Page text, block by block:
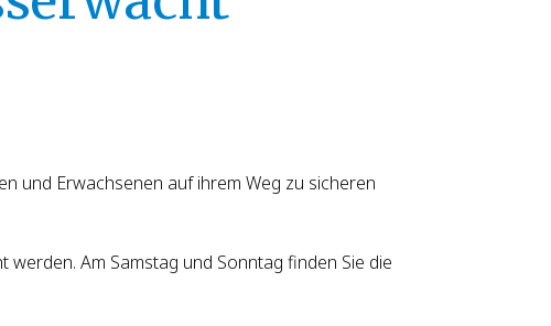
und Erwachsenen auf ihrem Weg zu sicheren
Am Samstag und Sonntag finden Sie die